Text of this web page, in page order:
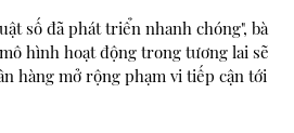
số đã phát triển nhanh chóng", bà
hình hoạt động trong tương lai sẽ
hàng mở rộng phạm vi tiếp cận tới